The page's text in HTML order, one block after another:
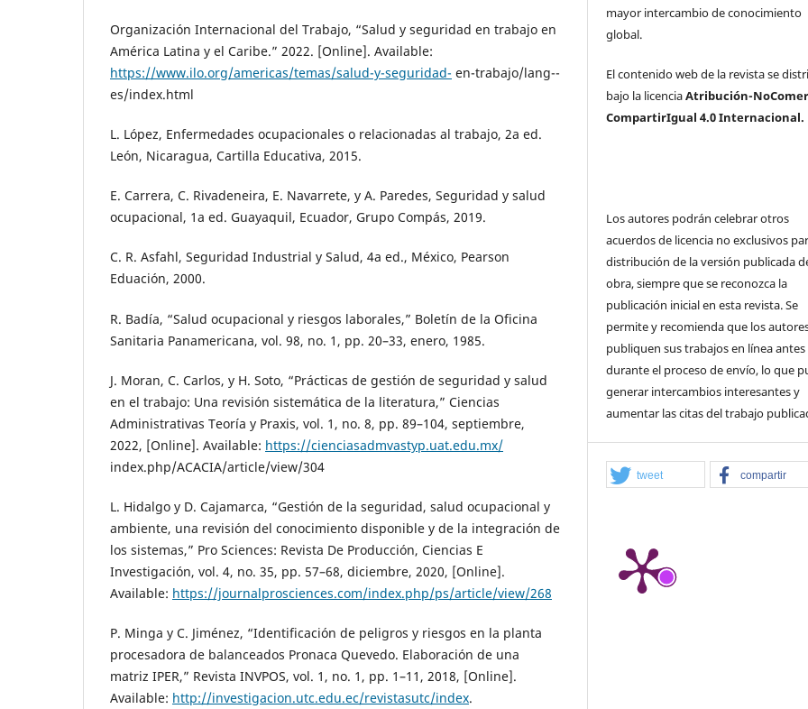
Organización Internacional del Trabajo, “Salud y seguridad en trabajo en
América Latina y el Caribe.” 2022. [Online]. Available:
https://www.ilo.org/americas/temas/salud-y-seguridad- en-trabajo/lang--
es/index.html
L. López, Enfermedades ocupacionales o relacionadas al trabajo, 2a ed.
León, Nicaragua, Cartilla Educativa, 2015.
E. Carrera, C. Rivadeneira, E. Navarrete, y A. Paredes, Seguridad y salud
ocupacional, 1a ed. Guayaquil, Ecuador, Grupo Compás, 2019.
C. R. Asfahl, Seguridad Industrial y Salud, 4a ed., México, Pearson
Eduación, 2000.
R. Badía, “Salud ocupacional y riesgos laborales,” Boletín de la Oficina
Sanitaria Panamericana, vol. 98, no. 1, pp. 20–33, enero, 1985.
J. Moran, C. Carlos, y H. Soto, “Prácticas de gestión de seguridad y salud
en el trabajo: Una revisión sistemática de la literatura,” Ciencias
Administrativas Teoría y Praxis, vol. 1, no. 8, pp. 89–104, septiembre,
2022, [Online]. Available: https://cienciasadmvastyp.uat.edu.mx/
index.php/ACACIA/article/view/304
L. Hidalgo y D. Cajamarca, “Gestión de la seguridad, salud ocupacional y
ambiente, una revisión del conocimiento disponible y de la integración de
los sistemas,” Pro Sciences: Revista De Producción, Ciencias E
Investigación, vol. 4, no. 35, pp. 57–68, diciembre, 2020, [Online].
Available: https://journalprosciences.com/index.php/ps/article/view/268
P. Minga y C. Jiménez, “Identificación de peligros y riesgos en la planta
procesadora de balanceados Pronaca Quevedo. Elaboración de una
matriz IPER,” Revista INVPOS, vol. 1, no. 1, pp. 1–11, 2018, [Online].
Available: http://investigacion.utc.edu.ec/revistasutc/index.
mayor intercambio de conocimiento
global.
El contenido web de la revista se
bajo la licenciaAtribución-
CompartirIgual 4.0 Internacional.
Los autores podrán celebrar otros
acuerdos de licencia no exclusivos
distribución de la versión publicada
obra, siempre que se reconozca la
publicación inicial en esta revista. Se
permite y recomienda que los
publiquen sus trabajos en línea antes
durante el proceso de envío, lo que
generar intercambios interesantes y
aumentar las citas del trabajo
tweet compartir